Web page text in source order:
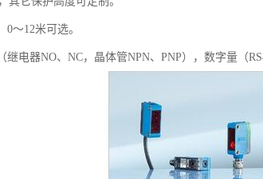
～12米可选。
电器NO、NC，晶体管NPN、PNP），数字量（